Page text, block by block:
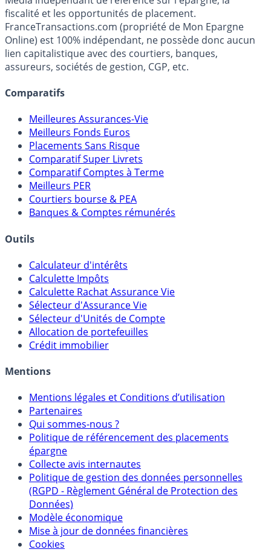
fiscalité et les opportunités de placement.
FranceTransactions.com (propriété de Mon Epargne
Online) est 100% indépendant, ne possède donc aucun
lien capitalistique avec des courtiers, banques,
assureurs, sociétés de gestion, CGP, etc.
Comparatifs
Meilleures Assurances-Vie
Meilleurs Fonds Euros
Placements Sans Risque
Comparatif Super Livrets
Comparatif Comptes à Terme
Meilleurs PER
Courtiers bourse & PEA
Banques & Comptes rémunérés
Outils
Calculateur d'intérêts
Calculette Impôts
Calculette Rachat Assurance Vie
Sélecteur d'Assurance Vie
Sélecteur d'Unités de Compte
Allocation de portefeuilles
Crédit immobilier
Mentions
Mentions légales et Conditions d’utilisation
Partenaires
Qui sommes-nous ?
Politique de référencement des placements
épargne
Collecte avis internautes
Politique de gestion des données personnelles
(RGPD - Règlement Général de Protection des
Données)
Modèle économique
Mise à jour de données financières
Cookies